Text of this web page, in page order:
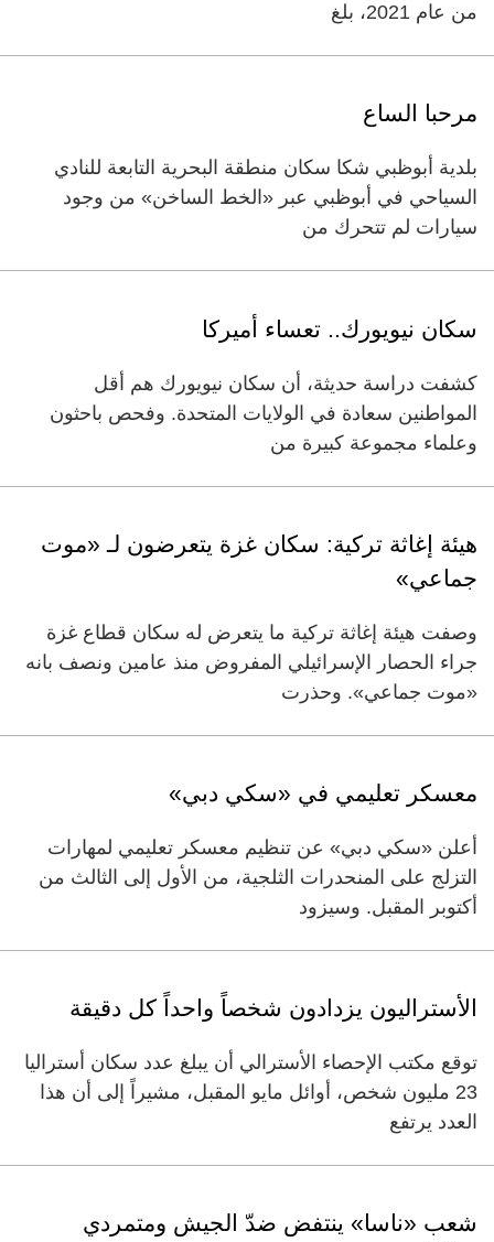
من عام 2021، بلغ
مرحبا الساع
بلدية أبوظبي شكا سكان منطقة البحرية التابعة للنادي
السياحي في أبوظبي عبر «الخط الساخن» من وجود
سيارات لم تتحرك من
سكان نيويورك.. تعساء أميركا
كشفت دراسة حديثة، أن سكان نيويورك هم أقل
المواطنين سعادة في الولايات المتحدة. وفحص باحثون
وعلماء مجموعة كبيرة من
هيئة إغاثة تركية: سكان غزة يتعرضون لـ «موت
جماعي»
وصفت هيئة إغاثة تركية ما يتعرض له سكان قطاع غزة
جراء الحصار الإسرائيلي المفروض منذ عامين ونصف بانه
«موت جماعي». وحذرت
معسكر تعليمي في «سكي دبي»
أعلن «سكي دبي» عن تنظيم معسكر تعليمي لمهارات
التزلج على المنحدرات الثلجية، من الأول إلى الثالث من
أكتوبر المقبل. وسيزود
الأستراليون يزدادون شخصاً واحداً كل دقيقة
توقع مكتب الإحصاء الأسترالي أن يبلغ عدد سكان أستراليا
‬23 مليون شخص، أوائل مايو المقبل، مشيراً إلى أن هذا
العدد يرتفع
شعب «ناسا» ينتفض ضدّ الجيش ومتمردي